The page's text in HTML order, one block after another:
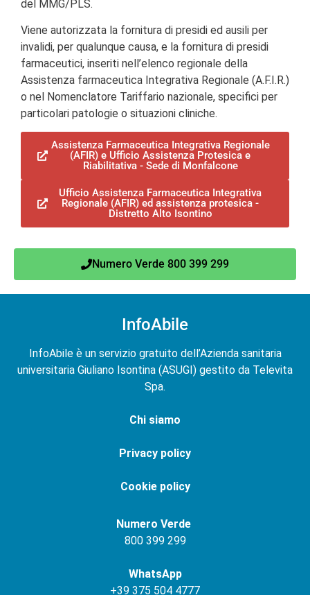
del MMG/PLS.
Viene autorizzata la fornitura di presidi ed ausili per
invalidi, per qualunque causa, e la fornitura di presidi
farmaceutici, inseriti nell’elenco regionale della
Assistenza farmaceutica Integrativa Regionale (A.F.I.R.)
o nel Nomenclatore Tariffario nazionale, specifici per
particolari patologie o situazioni cliniche.
Assistenza Farmaceutica Integrativa Regionale
(AFIR) e Ufficio Assistenza Protesica e
Riabilitativa - Sede di Monfalcone
Ufficio Assistenza Farmaceutica Integrativa
Regionale (AFIR) ed assistenza protesica -
Distretto Alto Isontino
Numero Verde 800 399 299
InfoAbile
InfoAbile è un servizio gratuito dell’Azienda sanitaria
universitaria Giuliano Isontina (ASUGI) gestito da Televita
Spa.
Chi siamo
Privacy policy
Cookie policy
Numero Verde
800 399 299
WhatsApp
+39 375 504 4777